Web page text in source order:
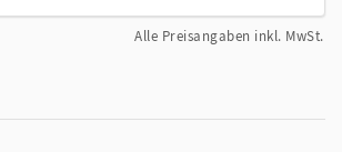
Alle Preisangaben inkl. MwSt.